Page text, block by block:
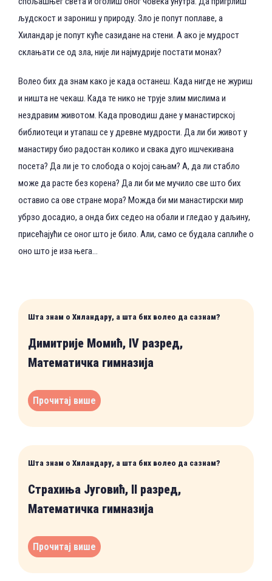
људскост и зарониш у природу. Зло је попут поплаве, а
Хиландар је попут куће сазидане на стени. А ако је мудрост
склањати се од зла, није ли најмудрије постати монах?
Волео бих да знам како је када останеш. Када нигде не журиш
и ништа не чекаш. Када те нико не трује злим мислима и
нездравим животом. Када проводиш дане у манастирској
библиотеци и утапаш се у древне мудрости. Да ли би живот у
манастиру био радостан колико и свака дуго ишчекивана
посета? Да ли је то слобода о којој сањам? A, да ли стабло
може да расте без корена? Да ли би ме мучило све што бих
оставио са ове стране мора? Можда би ми манастирски мир
убрзо досадио, а онда бих седео на обали и гледао у даљину,
присећајући се оног што је било. Али, само се будала саплиће о
оно што је иза њега…
Шта знам о Хиландару, а шта бих волео да сазнам?
Димитрије Момић, IV разред,
Математичка гимназија
Прочитај више
Шта знам о Хиландару, а шта бих волео да сазнам?
Страхиња Југовић, II разред,
Математичка гимназија
Прочитај више